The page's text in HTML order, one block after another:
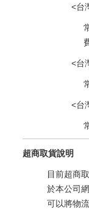
<台
<台
<台
超商取貨說明
目前超商
於本公司
可以將物